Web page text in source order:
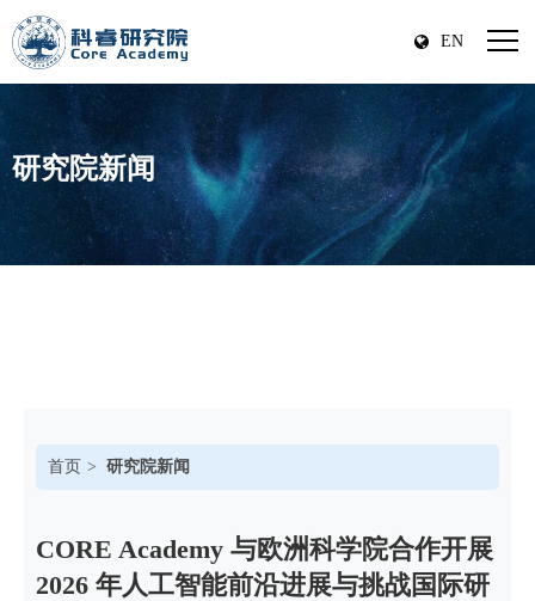
EN
研究院新闻
首页 研究院新闻
CORE Academy 与欧洲科学院合作开展
2026 年人工智能前沿进展与挑战国际研